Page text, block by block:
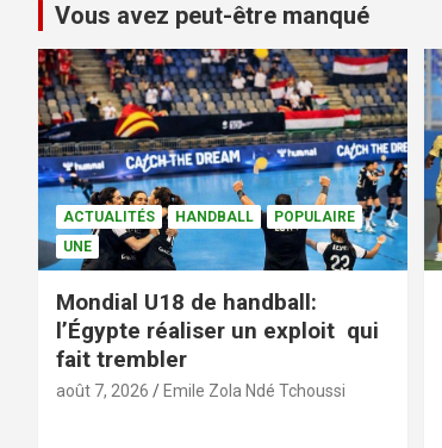
Vous avez peut-être manqué
ACTUALITÉS HANDBALL
POPULAIRE
UNE
Mondial U18 de handball:
l’Égypte réaliser un exploit qui
fait trembler
août 7, 2026 Emile Zola Ndé Tchoussi